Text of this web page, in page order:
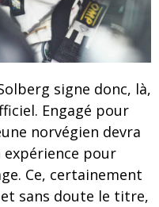
signe donc, là,
Engagé pour
norvégien devra
pour
Ce, certainement
sans doute le titre,